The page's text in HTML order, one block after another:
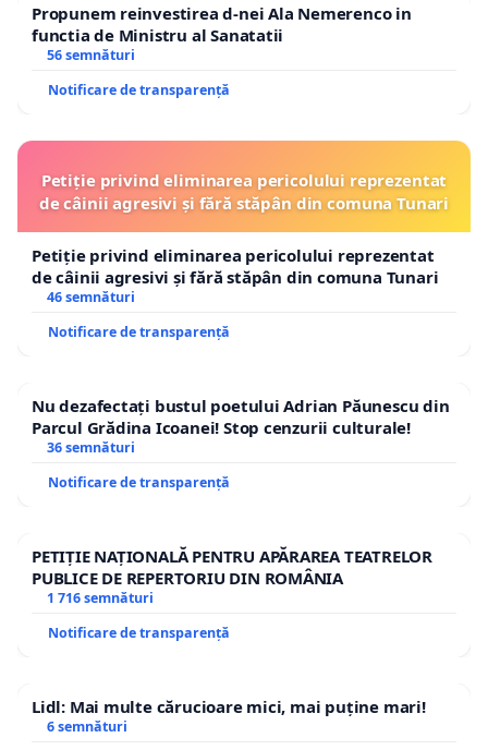
Propunem reinvestirea d-nei Ala Nemerenco in
functia de Ministru al Sanatatii
56 semnături
Notificare de transparență
Petiție privind eliminarea pericolului reprezentat
de câinii agresivi și fără stăpân din comuna Tunari
Petiție privind eliminarea pericolului reprezentat
de câinii agresivi și fără stăpân din comuna Tunari
46 semnături
Notificare de transparență
Nu dezafectați bustul poetului Adrian Păunescu din
Parcul Grădina Icoanei! Stop cenzurii culturale!
36 semnături
Notificare de transparență
PETIȚIE NAȚIONALĂ PENTRU APĂRAREA TEATRELOR
PUBLICE DE REPERTORIU DIN ROMÂNIA
1 716 semnături
Notificare de transparență
Lidl: Mai multe cărucioare mici, mai puține mari!
6 semnături